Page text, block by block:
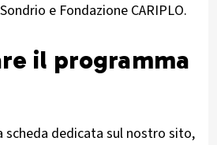
e Fondazione CARIPLO.
il programma
scheda dedicata sul nostro sito,